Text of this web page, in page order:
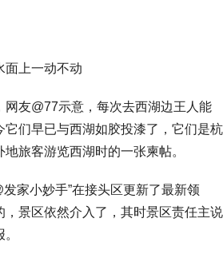
面上一动不动
网友@77示意，每次去西湖边王人能
它们早已与西湖如胶投漆了，它们是杭
旅客游览西湖时的一张柬帖。
家小妙手”在接头区更新了最新领
，景区依然介入了，其时景区责任主说